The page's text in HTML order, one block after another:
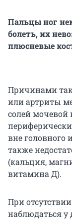
Пальцы ног
болеть, их
плюсневые
Причинами
или артриты
солей мочевой
вне головного
также
(кальция,
витамина Д).
При
наблюдаться у